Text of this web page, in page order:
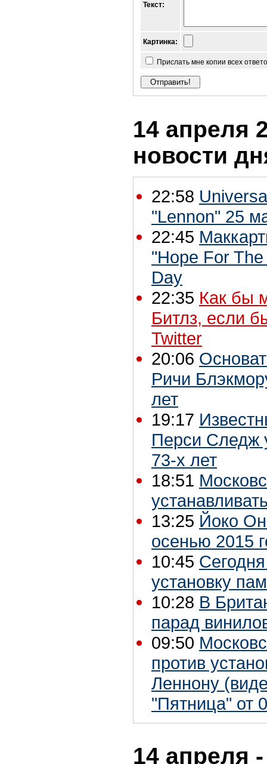
Текст:
Картинка:
Прислать мне копии всех
14 апреля
новости
22:58
"Lennon" 25
22:45
"Hope For
Day
22:35 Как бы
Битлз, если
Twitter
20:06
Ричи
лет
19:17
Перси Следж
73-х лет
18:51
13:25 Йоко
осенью 2015
10:45
установку
10:28 В
парад
09:50
против
Леннону
"Пятница" от
14 апреля